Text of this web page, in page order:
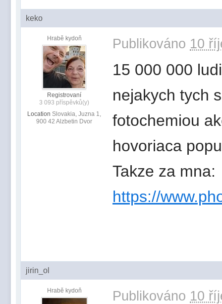
keko
Hrabě kydoň
Registrovaní
3 093 příspěvků(y)
Location Slovakia, Juzna 1,
900 42 Alzbetin Dvor
Publikováno 10
15 000 000
nejakych tych
fotochemiou
hovoriaca
Takze za mna:
https://
jirin_ol
Hrabě kydoň Publikováno 10